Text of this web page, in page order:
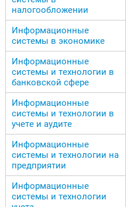
налогообложении
Информационные
системы в экономике
Информационные
системы и технологии в
банковской сфере
Информационные
системы и технологии в
учете и аудите
Информационные
системы и технологии на
предприятии
Информационные
системы и технологии